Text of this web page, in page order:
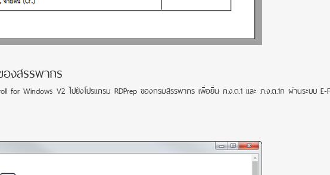
องสรรพากร
for Windows V2 ไปยังโปรแกรม RDPrep ของกรมสรรพากร เพื่อยื่น ภ.ง.ด.1 และ ภ.ง.ด.1ก ผ่านระบบ E-